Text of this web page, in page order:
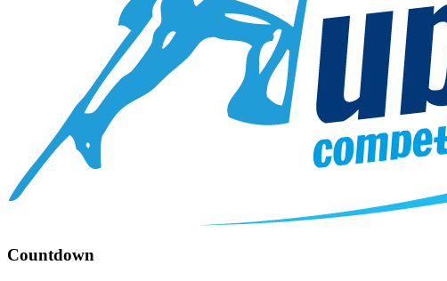
Countdown